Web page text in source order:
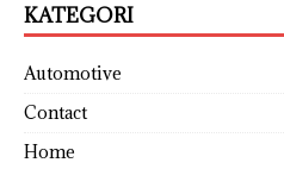
KATEGORI
Automotive
Contact
Home